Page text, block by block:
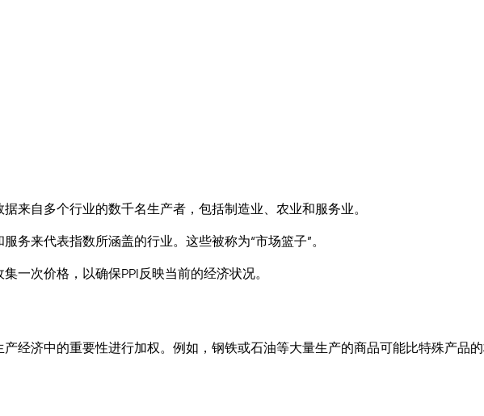
来自多个行业的数千名生产者，包括制造业、农业和服务业。
务来代表指数所涵盖的行业。这些被称为“市场篮子”。
一次价格，以确保PPI反映当前的经济状况。
经济中的重要性进行加权。例如，钢铁或石油等大量生产的商品可能比特殊产品